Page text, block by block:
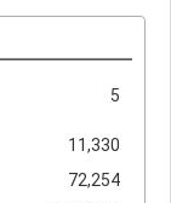
5
11,330
72,254